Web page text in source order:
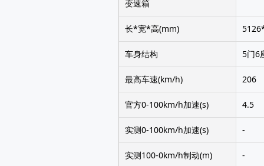
变速箱
长*宽*高(mm)
车身结构 5门6
最高车速(km/h) 206
官方0-100km/h加速(s) 4.5
实测0-100km/h加速(s) -
实测100-0km/h制动(m) -